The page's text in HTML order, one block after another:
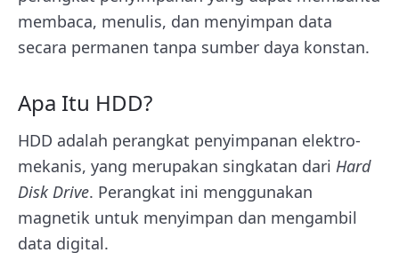
membaca, menulis, dan menyimpan data
secara permanen tanpa sumber daya konstan.
Apa Itu HDD?
HDD adalah perangkat penyimpanan elektro-
mekanis, yang merupakan singkatan dari Hard
Disk Drive. Perangkat ini menggunakan
magnetik untuk menyimpan dan mengambil
data digital.